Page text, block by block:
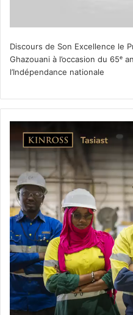
Discours de Son Excellence le
Ghazouani à l’occasion du 65ᵉ
l’Indépendance nationale